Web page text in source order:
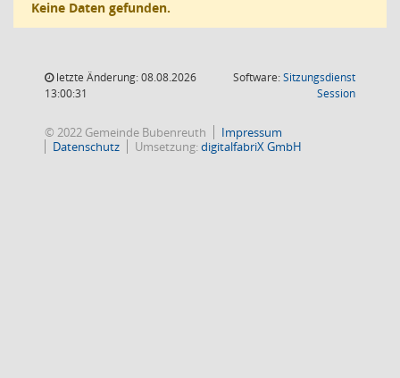
Keine Daten gefunden.
letzte Änderung: 08.08.2026
13:00:31
Software:Sitzungsdienst
Session(Wird in
© 2022 Gemeinde Bubenreuth
Impressum
Datenschutz
Umsetzung:digitalfabriX GmbH